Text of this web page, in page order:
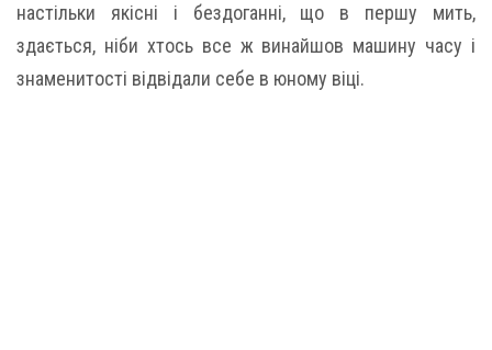
настільки якісні і бездоганні, що в першу мить,
здається, ніби хтось все ж винайшов машину часу і
знаменитості відвідали себе в юному віці.